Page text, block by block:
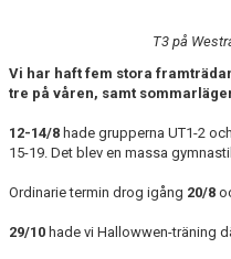
T3 på
Vi har haft fem stora
tre på våren, samt
12-14/8 hade grupperna UT1-2
15-19. Det blev en massa
Ordinarie termin drog igång 20/8
29/10 hade vi Hallowwen-träning